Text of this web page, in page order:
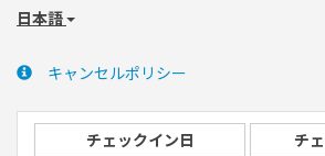
日本語
キャンセルポリシー
チェックイン日 チ